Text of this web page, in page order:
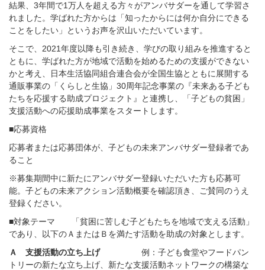
結果、3年間で1万人を超える方々がアンバサダーを通して学習さ
れました。学ばれた方からは「知ったからには何か自分にできる
ことをしたい」というお声を沢山いただいています。
そこで、2021年度以降も引き続き、学びの取り組みを推進すると
ともに、学ばれた方が地域で活動を始めるための支援ができない
かと考え、日本生活協同組合連合会が全国生協とともに展開する
通販事業の「くらしと生協」30周年記念事業の『未来ある子ども
たちを応援する助成プロジェクト』と連携し、「子どもの貧困」
支援活動への応援助成事業をスタートします。
■応募資格
応募者または応募団体が、子どもの未来アンバサダー登録者であ
ること
※募集期間中に新たにアンバサダー登録いただいた方も応募可
能。子どもの未来アクション活動概要を確認頂き、ご賛同のうえ
登録ください。
■対象テーマ 「貧困に苦しむ子どもたちを地域で支える活動」
であり、以下のＡまたはＢを満たす活動を助成の対象とします。
Ａ 支援活動の立ち上げ
例：子ども食堂やフードパン
トリーの新たな立ち上げ、新たな支援活動ネットワークの構築な